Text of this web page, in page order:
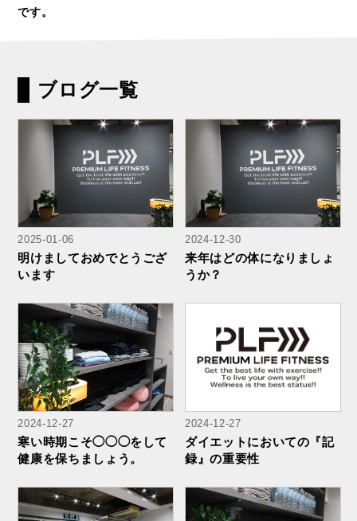
です。
ブログ一覧
2025-01-06
明けましておめでとうござ
います
2024-12-30
来年はどの体になりましょ
うか？
2024-12-27
寒い時期こそ◯◯◯をして
健康を保ちましょう。
2024-12-27
ダイエットにおいての『記
録』の重要性